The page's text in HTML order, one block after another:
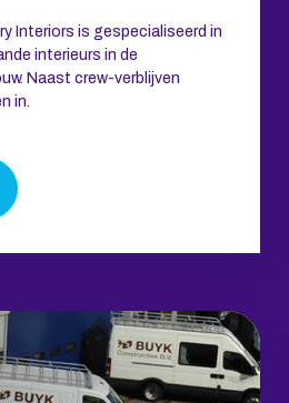
Interiors is gespecialiseerd in
interieurs in de
Naast crew-verblijven
in.